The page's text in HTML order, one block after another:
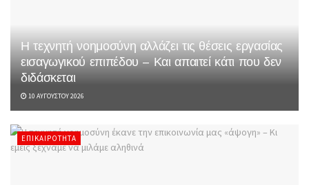
Η τεχνητή νοημοσύνη αλλάζει τις θέσεις εργασίας
εισαγωγικού επιπέδου – Και απαιτεί κάτι που δεν
διδάσκεται
10 ΑΥΓΟΎΣΤΟΥ 2026
ΕΠΙΚΑΙΡΌΤΗΤΑ